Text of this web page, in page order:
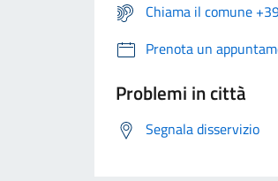
Chiama il comune
Prenota un
Problemi in città
Segnala disservizio